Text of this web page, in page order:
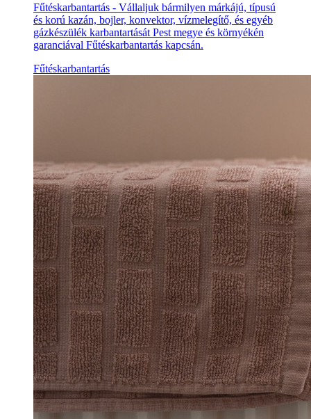
Fűtéskarbantartás - Vállaljuk bármilyen márkájú, típusú
és korú kazán, bojler, konvektor, vízmelegítő, és egyéb
gázkészülék karbantartását Pest megye és környékén
garanciával Fűtéskarbantartás kapcsán.
Fűtéskarbantartás